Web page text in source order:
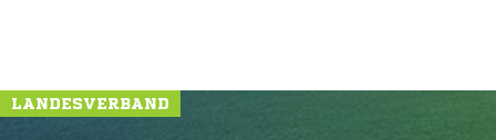
LANDESVERBAND